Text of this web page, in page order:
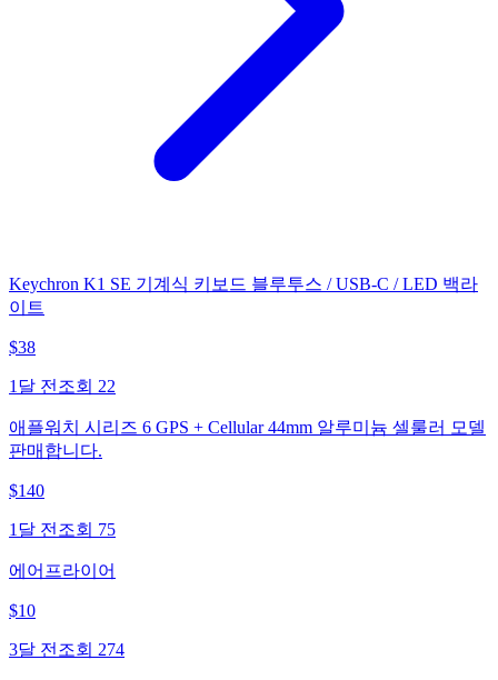
Keychron K1 SE 기계식 키보드 블루투스 / USB-C / LED 백라
이트
$38
1달 전 조회 22
애플워치 시리즈 6 GPS + Cellular 44mm 알루미늄 셀룰러 모델
판매합니다.
$140
1달 전 조회 75
에어프라이어
$10
3달 전 조회 274